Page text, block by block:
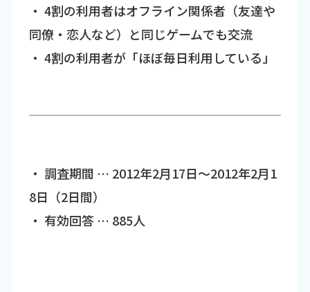
・ 4割の利用者はオフライン関係者（友達や
同僚・恋人など）と同じゲームでも交流
・ 4割の利用者が「ほぼ毎日利用している」
・ 調査期間 … 2012年2月17日～2012年2月1
8日（2日間）
・ 有効回答 … 885人